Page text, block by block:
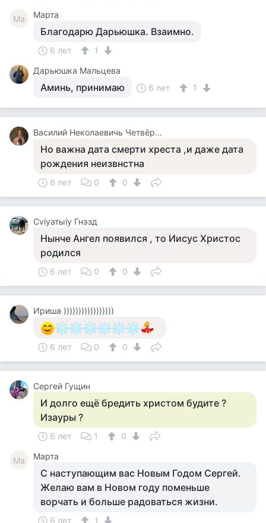
Ма Марта
Благодарю Дарьюшка. Взаимно.
6 лет
1
Дарьюшка Мальцева
Аминь, принимаю 6 лет 1
Василий Неколаевичь Четвёркин
Но важна дата смерти хреста ,и даже дата
рождения неизвнстна
6 лет 0 0
Cviyатыiy Гнэзд
Нынче Ангел появился , то Иисус Христос
родился
6 лет 0 0
Ириша )))))))))))))))))
6 лет 0 0
Сергей Гущин
И долго ещё бредить христом будите ?
Изауры ?
6 лет 1 0
Ма Марта
С наступающим вас Новым Годом Сергей.
Желаю вам в Новом году поменьше
ворчать и больше радоваться жизни.
6 лет 1